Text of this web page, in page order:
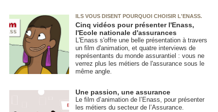
ILS VOUS DISENT POURQUOI CHOISIR L'ENASS.
Cinq vidéos pour présenter l'Enass,
l'Ecole nationale d'assurances
L'Enass s'offre une belle présentation à travers
un film d'animation, et quatre interviews de
représentants du monde assurantiel : vous ne
verrez plus les métiers de l'assurance sous le
même angle.
Une passion, une assurance
Le film d’animation de l’Enass, pour présenter
les métiers du secteur de l’Assurance.